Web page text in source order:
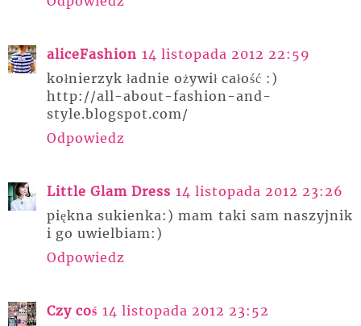
aliceFashion 14 listopada 2012 22:59
kołnierzyk ładnie ożywił całość :)
http://all-about-fashion-and-
style.blogspot.com/
Odpowiedz
Little Glam Dress 14 listopada 2012 23:26
piękna sukienka:) mam taki sam naszyjnik
i go uwielbiam:)
Odpowiedz
Czy coś 14 listopada 2012 23:52